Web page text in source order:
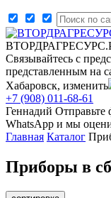
Связывайтесь с
представленным на
Хабаровск, изменить
+7 (908) 011-68-61
Геннадий Отправьте
WhatsApp и мы
Главная Каталог
Приборы в